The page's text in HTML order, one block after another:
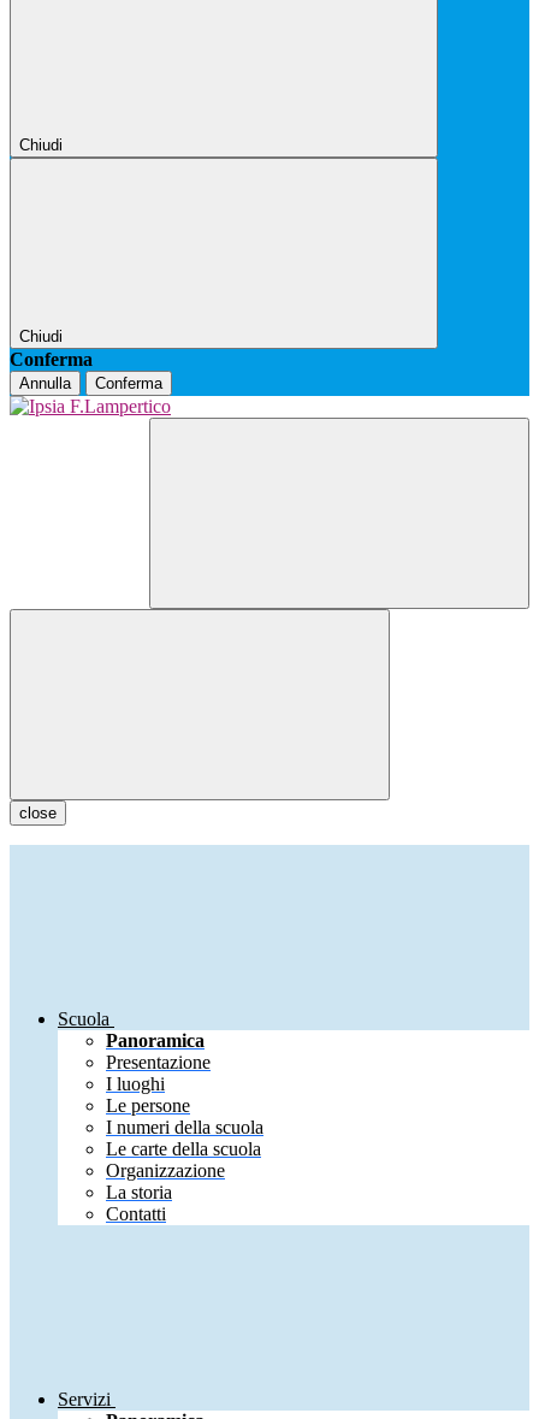
Chiudi
Chiudi
Conferma
Annulla Conferma
close
Scuola
Panoramica
Presentazione
I luoghi
Le persone
I numeri della scuola
Le carte della scuola
Organizzazione
La storia
Contatti
Servizi